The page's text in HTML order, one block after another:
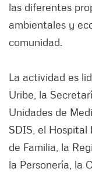
las diferentes
ambientales y
comunidad.
La actividad es
Uribe, la
Unidades de
SDIS, el Hospital
de Familia, la
la Personería, la